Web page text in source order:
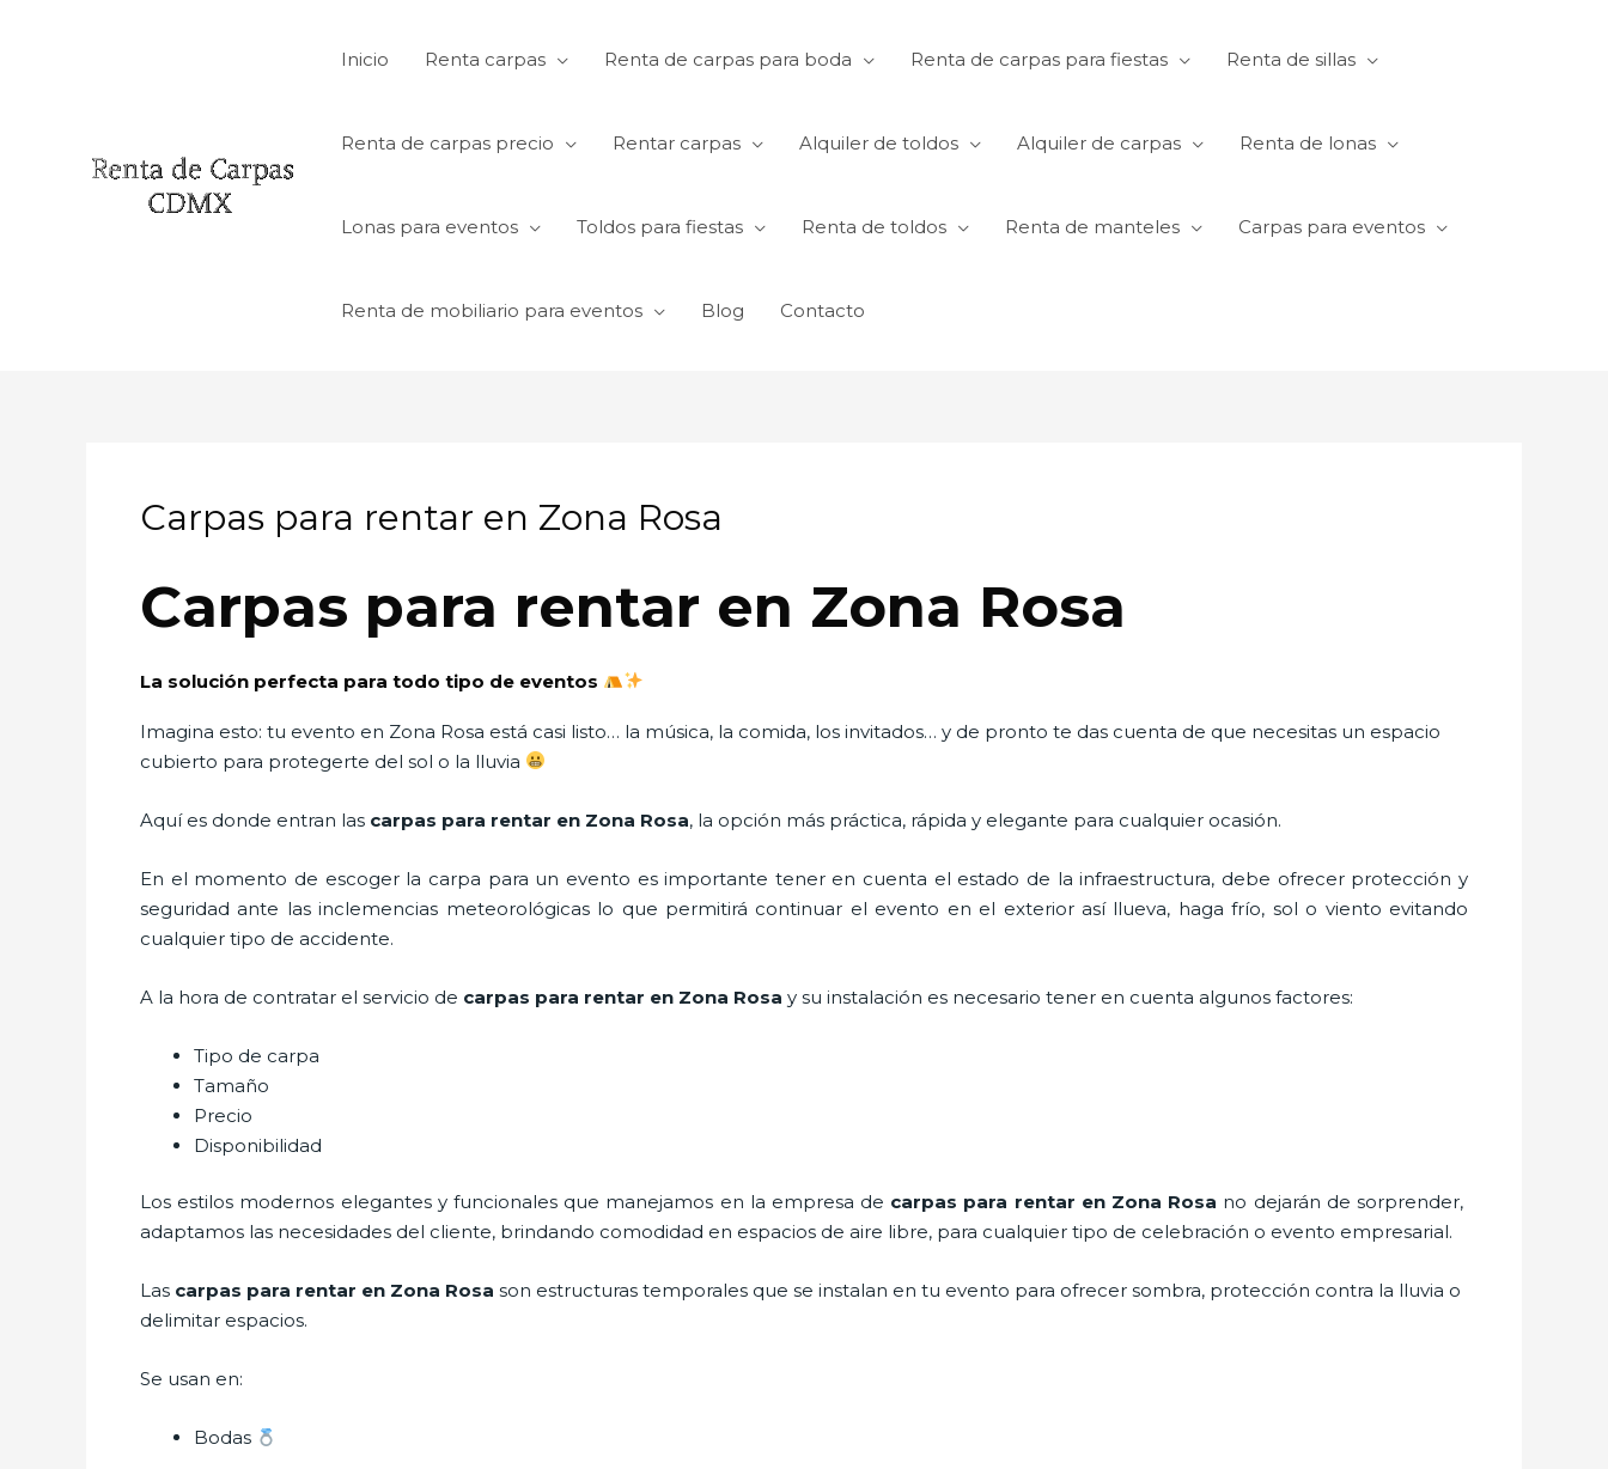
Inicio Renta carpas Renta de carpas para boda Renta de carpas para fiestas Renta de sillas
Renta de carpas precio Rentar carpas Alquiler de toldos Alquiler de carpas Renta de lonas
Lonas para eventos Toldos para fiestas Renta de toldos Renta de manteles Carpas para eventos
Renta de mobiliario para eventos Blog Contacto
Carpas para rentar en Zona Rosa
Carpas para rentar en Zona Rosa
La solución perfecta para todo tipo de eventos
Imagina esto: tu evento en Zona Rosa está casi listo… la música, la comida, los invitados… y de pronto te das cuenta de que necesitas un espacio
cubierto para protegerte del sol o la lluvia
Aquí es donde entran las carpas para rentar en Zona Rosa, la opción más práctica, rápida y elegante para cualquier ocasión.
En el momento de escoger la carpa para un evento es importante tener en cuenta el estado de la infraestructura, debe ofrecer protección y
seguridad ante las inclemencias meteorológicas lo que permitirá continuar el evento en el exterior así llueva, haga frío, sol o viento evitando
cualquier tipo de accidente.
A la hora de contratar el servicio de carpas para rentar en Zona Rosa y su instalación es necesario tener en cuenta algunos factores:
Tipo de carpa
Tamaño
Precio
Disponibilidad
Los estilos modernos elegantes y funcionales que manejamos en la empresa de carpas para rentar en Zona Rosa no dejarán de sorprender,
adaptamos las necesidades del cliente, brindando comodidad en espacios de aire libre, para cualquier tipo de celebración o evento empresarial.
Las carpas para rentar en Zona Rosa son estructuras temporales que se instalan en tu evento para ofrecer sombra, protección contra la lluvia o
delimitar espacios.
Se usan en:
Bodas